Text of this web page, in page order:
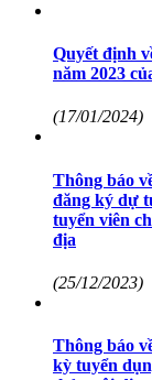
Quyết định
năm 2023
(17/01/2024)
Thông báo
đăng ký dự
tuyển viên
địa
(25/12/2023)
Thông báo
kỳ tuyển